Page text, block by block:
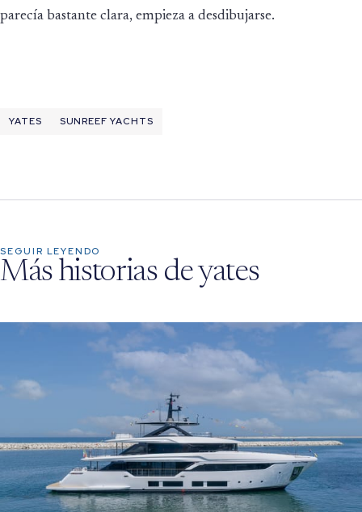
parecía bastante clara, empieza a desdibujarse.
YATES SUNREEF YACHTS
SEGUIR LEYENDO
Más historias de yates